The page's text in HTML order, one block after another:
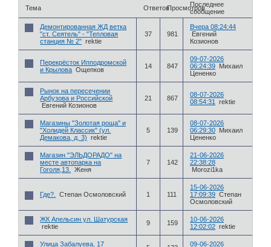
Тема ОтветовПросмотровПоследнее
сообщение
Демонтированная ЖД ветка
"ст. Сеятель" - "Тепловая
станция № 2" rektie
37 981
Вчера 08:24:44
Евгений
Козионов
Перекрёсток Ипподромской
и Крылова Ощепков 14 847
09-07-2026
06:24:39 Михаил
Цененко
Рынок на пересечении
Арбузова и Российской
Евгений Козионов
21 867
08-07-2026
08:54:31
rektie
Магазины "Золотая роща" и
"Холидей Классик" (ул.
Демакова, д. 3)
rektie
5 139
08-07-2026
06:29:30 Михаил
Цененко
Магазин "ЭЛЬДОРАДО" на
месте автопарка на
Гоголя,13.
Женя
7 142
21-06-2026
22:38:28
Morozi1ka
Где?. Степан Осмоловский 1 111
15-06-2026
17:09:39 Степан
Осмоловский
ЖК Апельсин ул. Шатурская
rektie
9 159
10-06-2026
12:02:02 rektie
Улица Забалуева, 17
09-06-2026